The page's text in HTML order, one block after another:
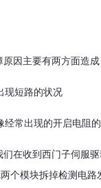
因主要有两方面造成
现短路的状况
经常出现的开启电阻
在收到西门子伺服
个模块拆掉检测电